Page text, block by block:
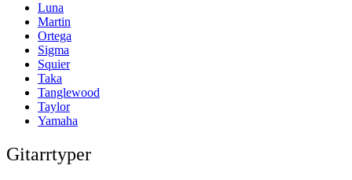
Luna
Martin
Ortega
Sigma
Squier
Taka
Tanglewood
Taylor
Yamaha
Gitarrtyper